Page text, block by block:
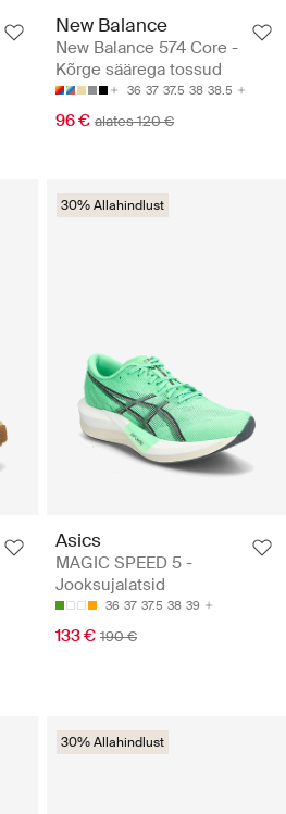
New Balance
New Balance 574 Core -
Kõrge säärega tossud
36 37 37.5 38 38.5
96 € alates 120 €
30% Allahindlust
Asics
MAGIC SPEED 5 -
Jooksujalatsid
36 37 37.5 38 39
133 € 190 €
30% Allahindlust